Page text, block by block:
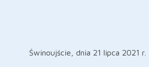
Świnoujście, dnia 21 lipca 2021 r.